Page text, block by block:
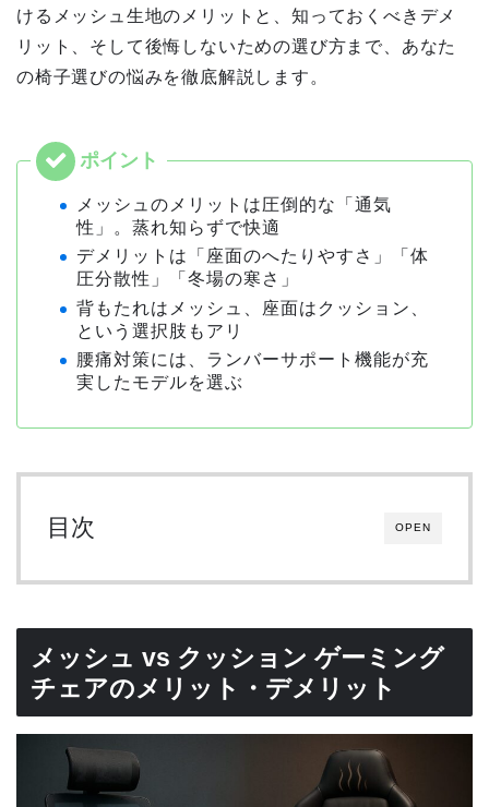
けるメッシュ生地のメリットと、知っておくべきデメ
リット、そして後悔しないための選び方まで、あなた
の椅子選びの悩みを徹底解説します。
メッシュのメリットは圧倒的な「通気
性」。蒸れ知らずで快適
デメリットは「座面のへたりやすさ」「体
圧分散性」「冬場の寒さ」
背もたれはメッシュ、座面はクッション、
という選択肢もアリ
腰痛対策には、ランバーサポート機能が充
実したモデルを選ぶ
OPEN
目次
メッシュ vs クッション ゲーミング
チェアのメリット・デメリット